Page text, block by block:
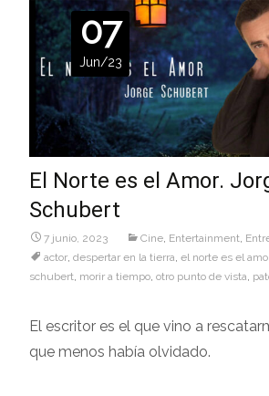
07
Jun/23
El Norte es el Amor.
Schubert
7 junio, 2023 Cine, Entertainment,
actor, despertar en la tierra, el norte es el
schubert, morir a tiempo, otro punto de vista,
El escritor es el que vino a
que menos había olvidado.